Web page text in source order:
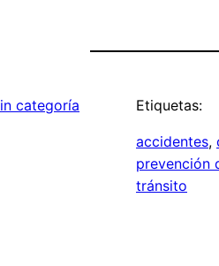
categoría Etiquetas:
accidentes,
prevención
tránsito